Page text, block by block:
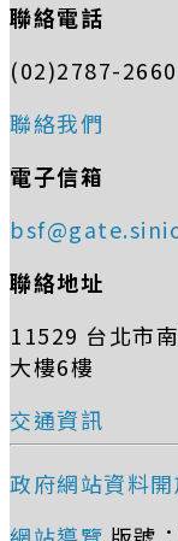
聯絡電話
(02)2787-2660
聯絡我們
電子信箱
聯絡地址
11529 台北市
大樓6樓
交通資訊
政府網站資料